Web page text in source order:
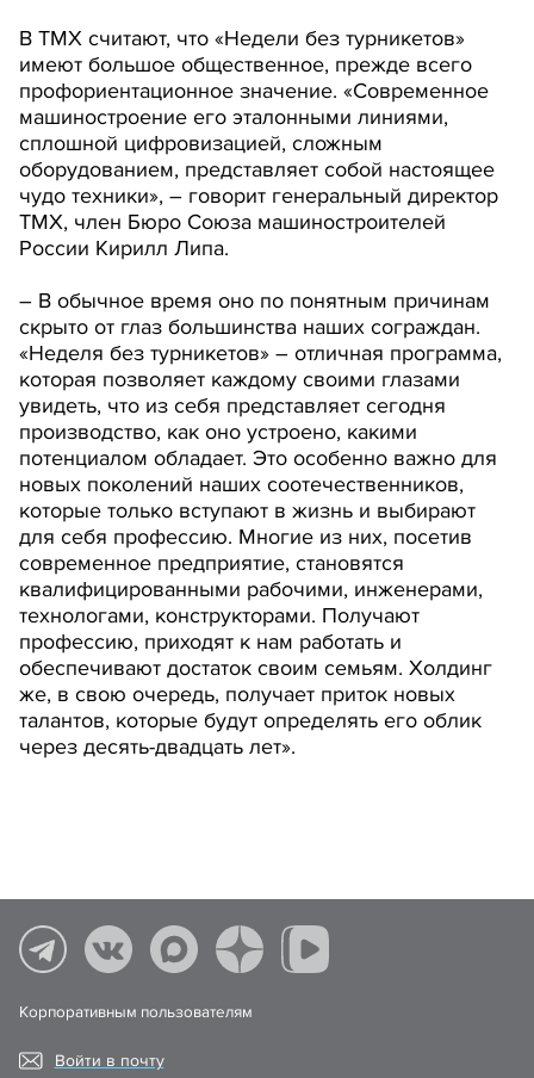
В ТМХ считают, что «Недели без турникетов»
имеют большое общественное, прежде всего
профориентационное значение. «Современное
машиностроение его эталонными линиями,
сплошной цифровизацией, сложным
оборудованием, представляет собой настоящее
чудо техники», – говорит генеральный директор
ТМХ, член Бюро Союза машиностроителей
России Кирилл Липа.
– В обычное время оно по понятным причинам
скрыто от глаз большинства наших сограждан.
«Неделя без турникетов» – отличная программа,
которая позволяет каждому своими глазами
увидеть, что из себя представляет сегодня
производство, как оно устроено, какими
потенциалом обладает. Это особенно важно для
новых поколений наших соотечественников,
которые только вступают в жизнь и выбирают
для себя профессию. Многие из них, посетив
современное предприятие, становятся
квалифицированными рабочими, инженерами,
технологами, конструкторами. Получают
профессию, приходят к нам работать и
обеспечивают достаток своим семьям. Холдинг
же, в свою очередь, получает приток новых
талантов, которые будут определять его облик
через десять-двадцать лет».
Корпоративным пользователям
Войти в почту